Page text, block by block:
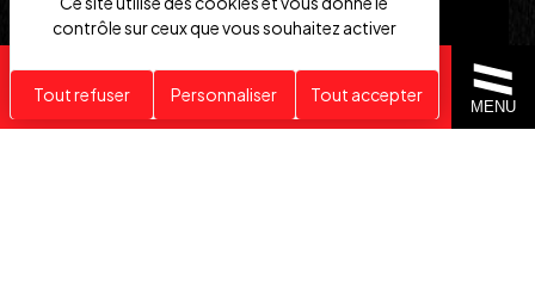
Recherche personnalisée
MENU
CLEFS
EN MAIN
IMPORTATION EUROPE
SUISSE ET ÉTATS-UNIS
contrôle sur ceux que vous souhaitez activer
Tout accepter
Tout refuser Personnaliser